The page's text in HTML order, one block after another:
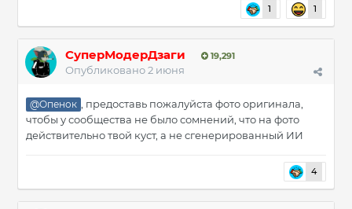
1 1
СуперМодерДзаги 19,291
Опубликовано2 июня
@Опенок
, предоставь пожалуйста фото оригинала,
чтобы у сообщества не было сомнений, что на фото
действительно твой куст, а не сгенерированный ИИ
4